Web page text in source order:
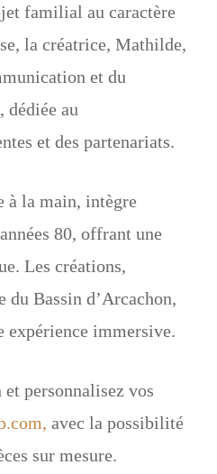
familial au caractère
la créatrice, Mathilde,
et du
dédiée au
et des partenariats.
à la main, intègre
80, offrant une
Les créations,
du Bassin d’Arcachon,
expérience immersive.
personnalisez vos
avec la possibilité
sur mesure.